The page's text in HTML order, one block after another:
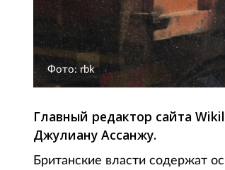
Фото: rbk
Главный редактор сайта
Джулиану Ассанжу.
Британские власти содержат